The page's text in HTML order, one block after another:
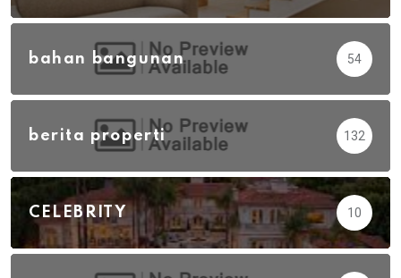
bahan bangunan 54
berita properti 132
CELEBRITY 10